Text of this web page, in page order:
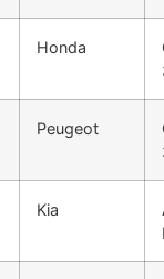
Honda
Peugeot
Kia